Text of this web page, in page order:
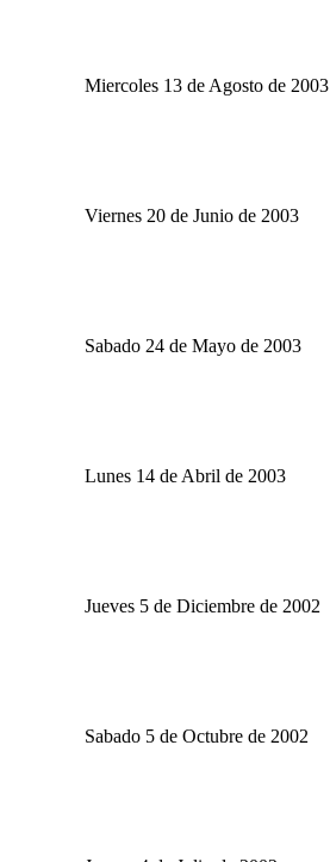
Miercoles 13 de Agosto de 2003
Viernes 20 de Junio de 2003
Sabado 24 de Mayo de 2003
Lunes 14 de Abril de 2003
Jueves 5 de Diciembre de 2002
Sabado 5 de Octubre de 2002